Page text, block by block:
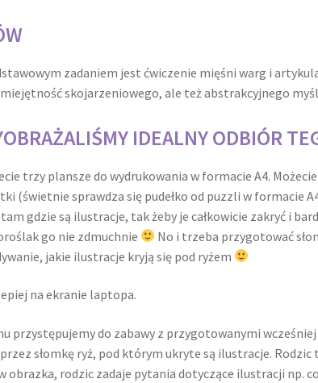
zadaniem jest ćwiczenie mięśni warg i
skojarzeniowego, ale też abstrakcyjnego
IDEALNY ODBIÓR
trzy plansze do wydrukowania w formacie A4.
(świetnie sprawdza się pudełko od puzzli w formacie
gdzie są ilustracje, tak żeby je całkowicie zakryć i
go nie zdmuchnie
No i trzeba przygotować
jakie ilustracje kryją się pod ryżem
na ekranie laptopa.
przystępujemy do zabawy z przygotowanymi
słomkę ryż, pod którym ukryte są ilustracje.
rodzic zadaje pytania dotyczące ilustracji np.